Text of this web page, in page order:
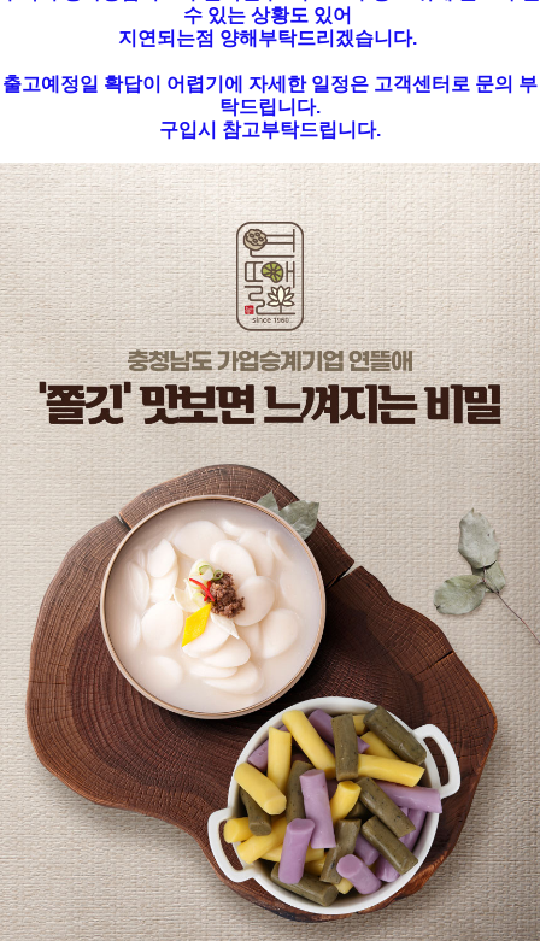
수 있는 상황도 있어
지연되는점 양해부탁드리겠습니다.
출고예정일 확답이 어렵기에 자세한 일정은 고객센터로 문의 부
탁드립니다.
구입시 참고부탁드립니다.